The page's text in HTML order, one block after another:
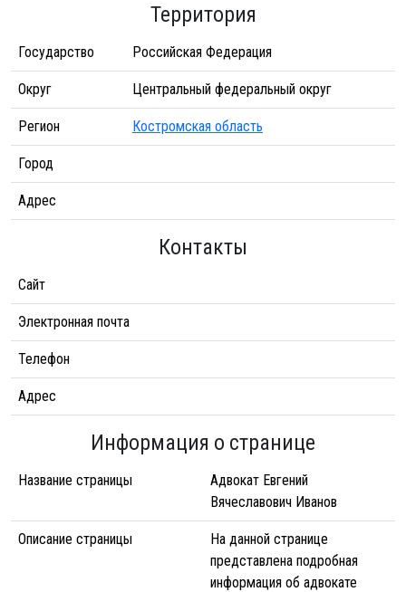
Территория
Государство Российская Федерация
Округ Центральный федеральный округ
Регион Костромская область
Город
Адрес
Контакты
Сайт
Электронная почта
Телефон
Адрес
Информация о странице
Название страницы
Адвокат Евгений
Вячеславович Иванов
Описание страницы
На данной странице
представлена подробная
информация об адвокате